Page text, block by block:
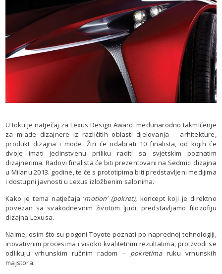
U toku je natječaj za Lexus Design Award: međunarodno takmičenje
za mlade dizajnere iz različitih oblasti djelovanja – arhitekture,
produkt dizajna i mode. Žiri će odabrati 10 finalista, od kojih će
dvoje imati jedinstvenu priliku raditi sa svjetskim poznatim
dizajnerima. Radovi finalista će biti prezentovani na Sedmici dizajna
u Milanu 2013. godine, te će s prototipima biti predstavljeni medijima
i dostupni javnosti u Lexus izložbenim salonima.
Kako je tema natječaja ‘motion’ (pokret), koncept koji je direktno
povezan sa svakodnevnim životom ljudi, predstavljamo filozofiju
dizajna Lexusa.
Naime, osim što su pogoni Toyote poznati po naprednoj tehnologiji,
inovativnim procesima i visoko kvalitetnim rezultatima, proizvodi se
odlikuju vrhunskim ručnim radom – pokretimaruku vrhunskih
majstora.